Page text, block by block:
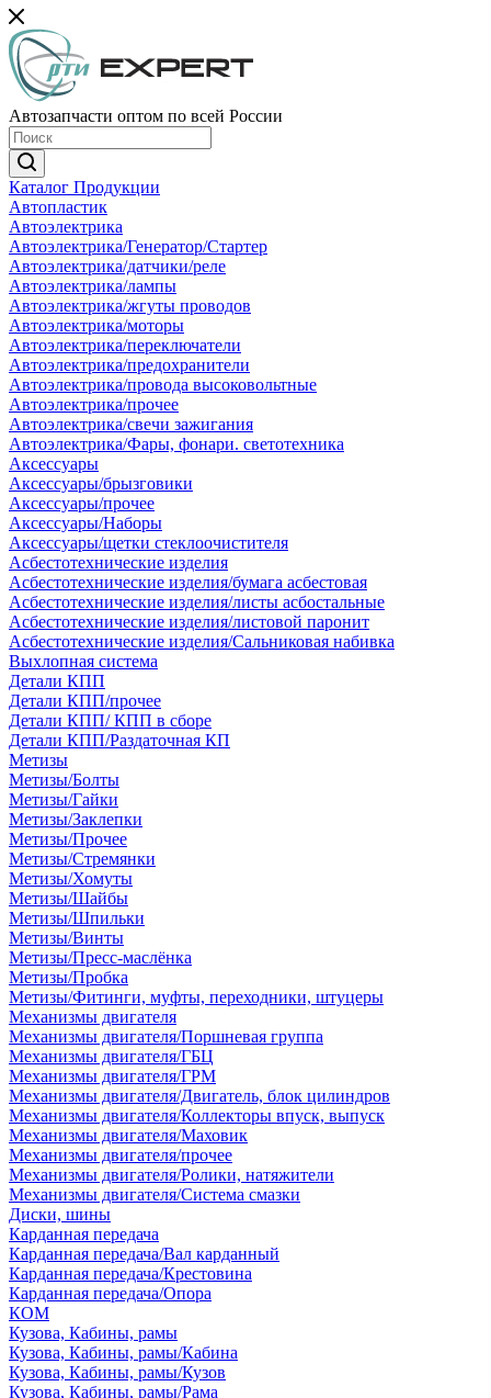
Автозапчасти оптом по всей России
Каталог Продукции
Автопластик
Автоэлектрика
Автоэлектрика/Генератор/Стартер
Автоэлектрика/датчики/реле
Автоэлектрика/лампы
Автоэлектрика/жгуты проводов
Автоэлектрика/моторы
Автоэлектрика/переключатели
Автоэлектрика/предохранители
Автоэлектрика/провода высоковольтные
Автоэлектрика/прочее
Автоэлектрика/свечи зажигания
Автоэлектрика/Фары, фонари. светотехника
Аксессуары
Аксессуары/брызговики
Аксессуары/прочее
Аксессуары/Наборы
Аксессуары/щетки стеклоочистителя
Асбестотехнические изделия
Асбестотехнические изделия/бумага асбестовая
Асбестотехнические изделия/листы асбостальные
Асбестотехнические изделия/листовой паронит
Асбестотехнические изделия/Сальниковая набивка
Выхлопная система
Детали КПП
Детали КПП/прочее
Детали КПП/ КПП в сборе
Детали КПП/Раздаточная КП
Метизы
Метизы/Болты
Метизы/Гайки
Метизы/Заклепки
Метизы/Прочее
Метизы/Стремянки
Метизы/Хомуты
Метизы/Шайбы
Метизы/Шпильки
Метизы/Винты
Метизы/Пресс-маслёнка
Метизы/Пробка
Метизы/Фитинги, муфты, переходники, штуцеры
Механизмы двигателя
Механизмы двигателя/Поршневая группа
Механизмы двигателя/ГБЦ
Механизмы двигателя/ГРМ
Механизмы двигателя/Двигатель, блок цилиндров
Механизмы двигателя/Коллекторы впуск, выпуск
Механизмы двигателя/Маховик
Механизмы двигателя/прочее
Механизмы двигателя/Ролики, натяжители
Механизмы двигателя/Система смазки
Диски, шины
Карданная передача
Карданная передача/Вал карданный
Карданная передача/Крестовина
Карданная передача/Опора
КОМ
Кузова, Кабины, рамы
Кузова, Кабины, рамы/Кабина
Кузова, Кабины, рамы/Кузов
Кузова, Кабины, рамы/Рама